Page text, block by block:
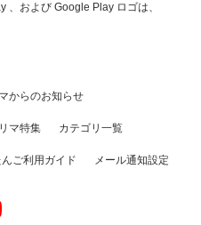
、および Google Play ロゴは、
からのお知らせ
マ特集 カテゴリ一覧
ご利用ガイド メール通知設定